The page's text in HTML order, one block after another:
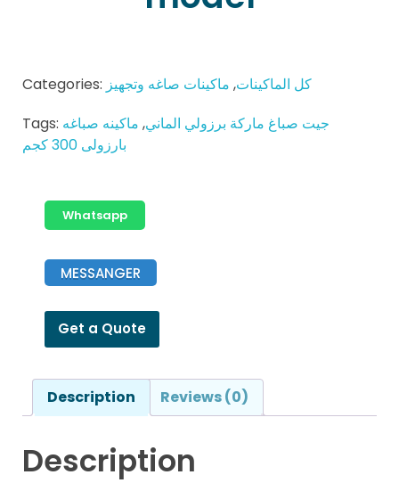
Categories: كل الماكينات, ماكينات صاغه وتجهيز
Tags:
جيت صباغ ماركة برزولي الماني, ماكينه صباغه
بارزولى 300 كجم
Whatsapp
MESSANGER
Get a Quote
Description Reviews (0)
Description